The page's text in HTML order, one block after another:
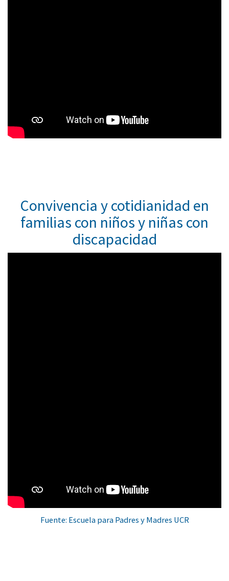
Convivencia y cotidianidad en
familias con niños y niñas con
discapacidad
Fuente: Escuela para Padres y Madres UCR